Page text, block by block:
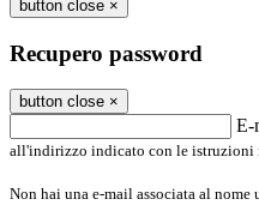
button close ×
Recupero password
button close ×
E-
all'indirizzo indicato con le istruzioni
Non hai una e-mail associata al